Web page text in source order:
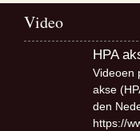
Video
HPA
Videoen
akse
den
https://